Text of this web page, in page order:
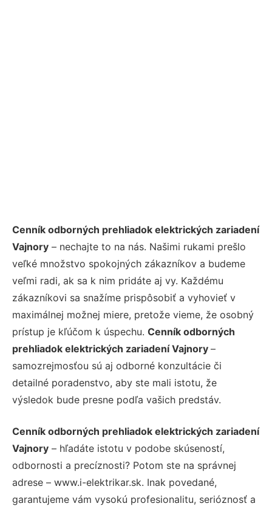
Cenník odborných prehliadok elektrických zariadení
Vajnory – nechajte to na nás. Našimi rukami prešlo
veľké množstvo spokojných zákazníkov a budeme
veľmi radi, ak sa k nim pridáte aj vy. Každému
zákazníkovi sa snažíme prispôsobiť a vyhovieť v
maximálnej možnej miere, pretože vieme, že osobný
prístup je kľúčom k úspechu. Cenník odborných
prehliadok elektrických zariadení Vajnory –
samozrejmosťou sú aj odborné konzultácie či
detailné poradenstvo, aby ste mali istotu, že
výsledok bude presne podľa vašich predstáv.
Cenník odborných prehliadok elektrických zariadení
Vajnory – hľadáte istotu v podobe skúseností,
odbornosti a precíznosti? Potom ste na správnej
adrese – www.i-elektrikar.sk. Inak povedané,
garantujeme vám vysokú profesionalitu, serióznosť a